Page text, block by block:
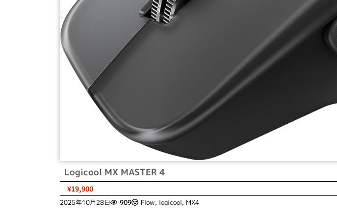
Logicool MX MASTER 4
¥19,900
2025年10月28日 909 Flow, logicool, MX4